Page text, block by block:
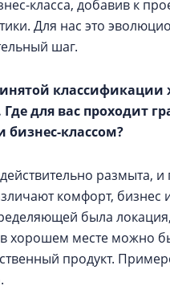
класса, добавив к
Для нас это
шаг.
классификации
Где для вас проходит
бизнес-классом?
размыта, и
комфорт, бизнес
была
в хорошем месте можно
продукт.